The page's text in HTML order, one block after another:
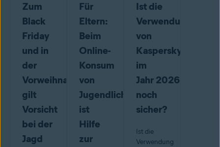
Zum
Black
Friday
und in
der
Vorweihnachtszeit
gilt
Vorsicht
bei der
Jagd
Für
Eltern:
Beim
Online-
Konsum
von
Jugendlichen
ist
Hilfe
zur
Ist die
Verwendung
von
Kaspersky
im
Jahr 2026
noch
sicher?
Ist die
Verwendung